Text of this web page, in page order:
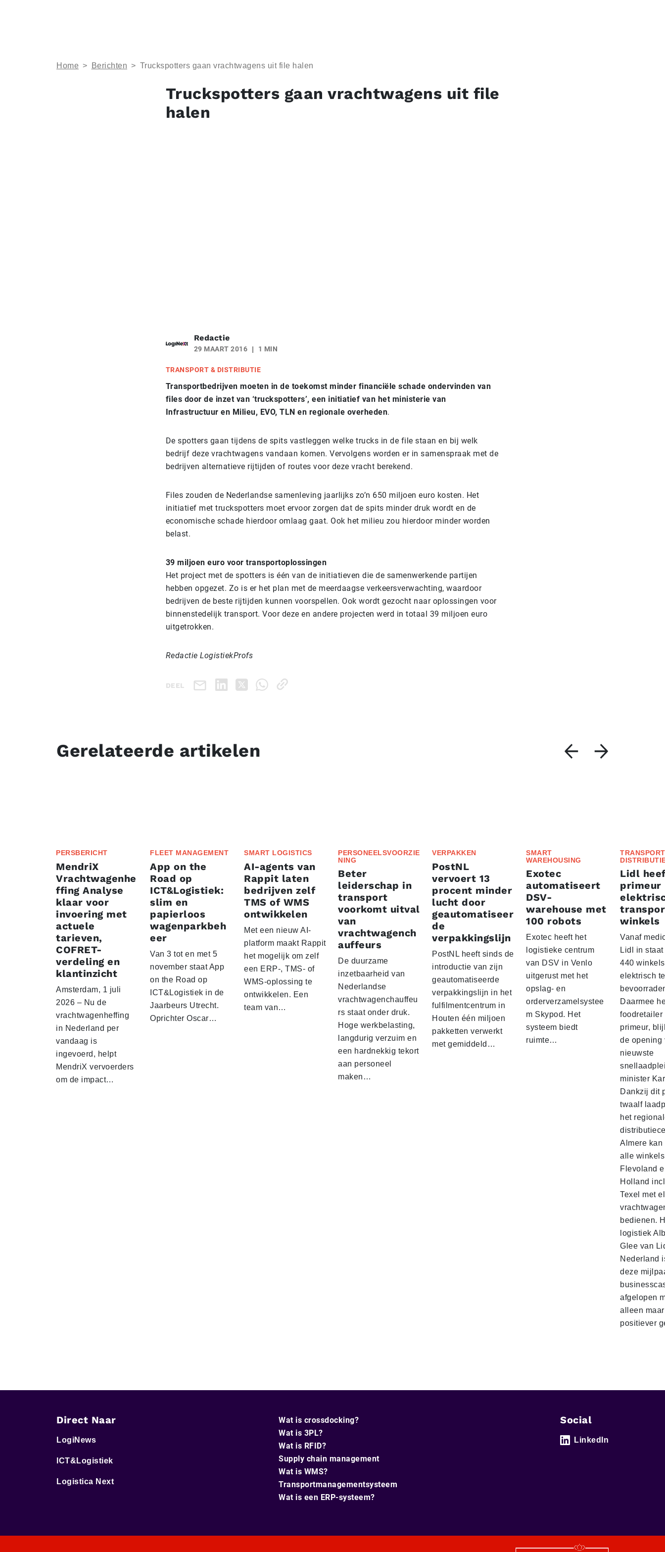
Home > Berichten > Truckspotters gaan vrachtwagens uit file halen
Truckspotters gaan vrachtwagens uit file
halen
Redactie
29 MAART 2016 1 MIN
TRANSPORT & DISTRIBUTIE
Transportbedrijven moeten in de toekomst minder financiële schade ondervinden van
files door de inzet van ‘truckspotters’, een initiatief van het ministerie van
Infrastructuur en Milieu, EVO, TLN en regionale overheden.
De spotters gaan tijdens de spits vastleggen welke trucks in de file staan en bij welk
bedrijf deze vrachtwagens vandaan komen. Vervolgens worden er in samenspraak met de
bedrijven alternatieve rijtijden of routes voor deze vracht berekend.
Files zouden de Nederlandse samenleving jaarlijks zo’n 650 miljoen euro kosten. Het
initiatief met truckspotters moet ervoor zorgen dat de spits minder druk wordt en de
economische schade hierdoor omlaag gaat. Ook het milieu zou hierdoor minder worden
belast.
39 miljoen euro voor transportoplossingen
Het project met de spotters is één van de initiatieven die de samenwerkende partijen
hebben opgezet. Zo is er het plan met de meerdaagse verkeersverwachting, waardoor
bedrijven de beste rijtijden kunnen voorspellen. Ook wordt gezocht naar oplossingen voor
binnenstedelijk transport. Voor deze en andere projecten werd in totaal 39 miljoen euro
uitgetrokken.
Redactie LogistiekProfs
DEEL
Gerelateerde artikelen
PERSBERICHT
MendriX
Vrachtwagenhe
ffing Analyse
klaar voor
invoering met
actuele
tarieven,
COFRET-
verdeling en
klantinzicht
Amsterdam, 1 juli
2026 – Nu de
vrachtwagenheffing
in Nederland per
vandaag is
ingevoerd, helpt
MendriX vervoerders
om de impact…
FLEET MANAGEMENT
App on the
Road op
ICT&Logistiek:
slim en
papierloos
wagenparkbeh
eer
Van 3 tot en met 5
november staat App
on the Road op
ICT&Logistiek in de
Jaarbeurs Utrecht.
Oprichter Oscar…
SMART LOGISTICS
AI-agents van
Rappit laten
bedrijven zelf
TMS of WMS
ontwikkelen
Met een nieuw AI-
platform maakt Rappit
het mogelijk om zelf
een ERP-, TMS- of
WMS-oplossing te
ontwikkelen. Een
team van…
PERSONEELSVOORZIE
NING
Beter
leiderschap in
transport
voorkomt uitval
van
vrachtwagench
auffeurs
De duurzame
inzetbaarheid van
Nederlandse
vrachtwagenchauffeu
rs staat onder druk.
Hoge werkbelasting,
langdurig verzuim en
een hardnekkig tekort
aan personeel
maken…
VERPAKKEN
PostNL
vervoert 13
procent minder
lucht door
geautomatiseer
de
verpakkingslijn
PostNL heeft sinds de
introductie van zijn
geautomatiseerde
verpakkingslijn in het
fulfilmentcentrum in
Houten één miljoen
pakketten verwerkt
met gemiddeld…
SMART
WAREHOUSING
Exotec
automatiseert
DSV-
warehouse met
100 robots
Exotec heeft het
logistieke centrum
van DSV in Venlo
uitgerust met het
opslag- en
orderverzamelsystee
m Skypod. Het
systeem biedt
ruimte…
Lidl
primeur
winkels
Vanaf
Lidl in
440 winkels
elektrisch te
Daarmee
foodretailer
primeur,
de opening
nieuwste
minister
Dankzij dit
twaalf
het
Almere
alle
Flevoland
Holland
Texel met
bedienen.
logistiek
Glee van
Nederland
deze
afgelopen
alleen maar
positiever
Direct Naar
LogiNews
ICT&Logistiek
Logistica Next
Wat is crossdocking?
Wat is 3PL?
Wat is RFID?
Supply chain management
Wat is WMS?
Transportmanagementsysteem
Wat is een ERP-systeem?
Social
LinkedIn